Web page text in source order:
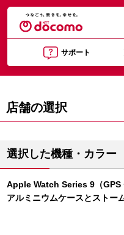
サポート
店舗の選択
選択した機種・カラー
Apple Watch Series 9（GPS
アルミニウムケースとストー